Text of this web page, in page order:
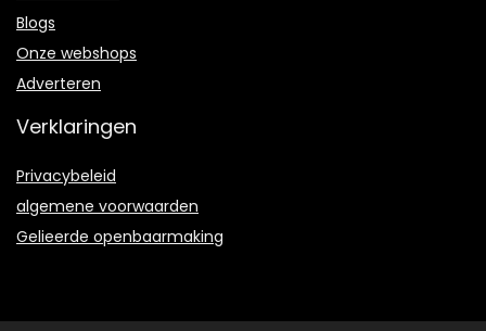
Blogs
Onze webshops
Adverteren
Verklaringen
Privacybeleid
algemene voorwaarden
Gelieerde openbaarmaking